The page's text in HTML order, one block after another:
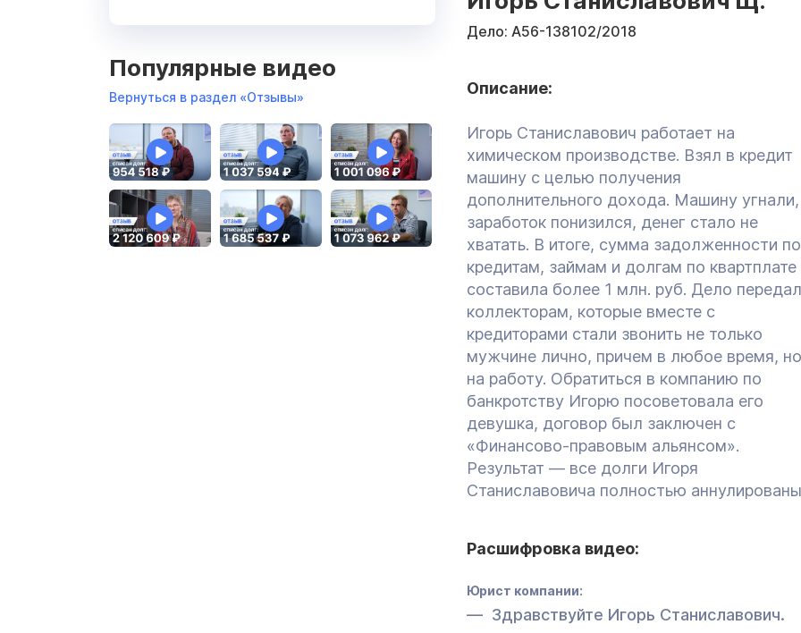
Популярные видео
Вернуться в раздел «Отзывы»
Дело: А56-138102/2018
Описание:
Игорь Станиславович работает на
химическом производстве. Взял в кредит
машину с целью получения
дополнительного дохода. Машину угнали,
заработок понизился, денег стало не
хватать. В итоге, сумма задолженности по
кредитам, займам и долгам по квартплате
составила более 1 млн. руб. Дело
коллекторам, которые вместе с
кредиторами стали звонить не только
мужчине лично, причем в любое время,
на работу. Обратиться в компанию по
банкротству Игорю посоветовала его
девушка, договор был заключен с
«Финансово-правовым альянсом».
Результат — все долги Игоря
Станиславовича полностью
Расшифровка видео:
Юрист компании:
Здравствуйте Игорь Станиславович.